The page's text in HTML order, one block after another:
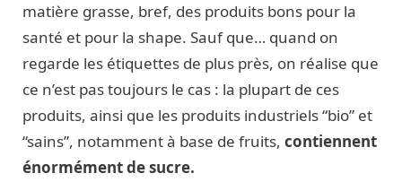
matière grasse, bref, des produits bons pour la
santé et pour la shape. Sauf que… quand on
regarde les étiquettes de plus près, on réalise que
ce n’est pas toujours le cas : la plupart de ces
produits, ainsi que les produits industriels “bio” et
“sains”, notamment à base de fruits, contiennent
énormément de sucre.